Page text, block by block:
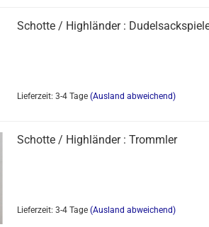
Schotte / Highländer :
Lieferzeit: 3-4 Tage (Ausland abweichend)
Schotte / Highländer : Trommler
Lieferzeit: 3-4 Tage (Ausland abweichend)